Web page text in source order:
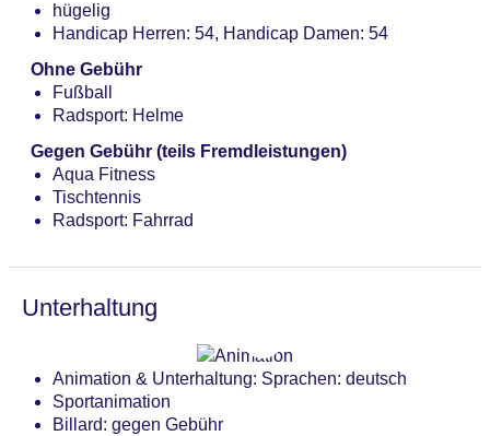
hügelig
Handicap Herren: 54, Handicap Damen: 54
Ohne Gebühr
Fußball
Radsport: Helme
Gegen Gebühr (teils Fremdleistungen)
Aqua Fitness
Tischtennis
Radsport: Fahrrad
Unterhaltung
Animation & Unterhaltung: Sprachen: deutsch
Sportanimation
Billard: gegen Gebühr